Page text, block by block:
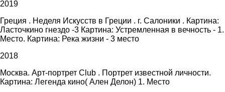
2019
Греция . Неделя Искусств в Греции . г. Салоники . Картина:
Ласточкино гнездо -3 Картина: Устремленная в вечность - 1.
Место. Картина: Река жизни - 3 место
2018
Москва. Арт-портрет Club . Портрет известной личности.
Картина: Легенда кино( Ален Делон) 1. Место